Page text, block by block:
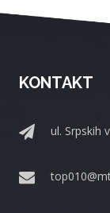
KONTAKT
ul. Srpskih